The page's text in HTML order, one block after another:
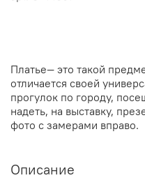
Платье— это такой
отличается своей
прогулок по городу,
надеть, на выставку,
фото с замерами вправо.
Описание